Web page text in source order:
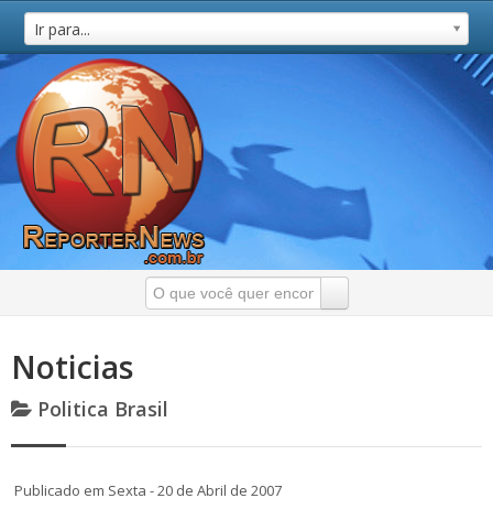
Ir para...
Noticias
Politica Brasil
Publicado em Sexta - 20 de Abril de 2007